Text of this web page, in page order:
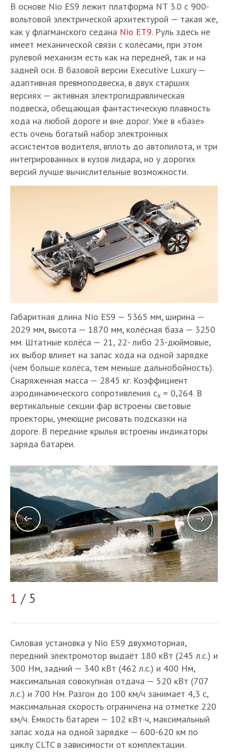
В основе Nio ES9 лежит платформа NT 3.0 с 900-
вольтовой электрической архитектурой — такая же,
как у флагманского седана Nio ET9. Руль здесь не
имеет механической связи с колёсами, при этом
рулевой механизм есть как на передней, так и на
задней оси. В базовой версии Executive Luxury —
адаптивная превмоподвеска, в двух старших
версиях — активная электрогидравлическая
подвеска, обещающая фантастическую плавность
хода на любой дороге и вне дорог. Уже в «базе»
есть очень богатый набор электронных
ассистентов водителя, вплоть до автопилота, и три
интегрированных в кузов лидара, но у дорогих
версий лучше вычислительные возможности.
Габаритная длина Nio ES9 — 5365 мм, ширина —
2029 мм, высота — 1870 мм, колёсная база — 3250
мм. Штатные колёса — 21, 22- либо 23-дюймовые,
их выбор влияет на запас хода на одной зарядке
(чем больше колёса, тем меньше дальнобойность).
Снаряженная масса — 2845 кг. Коэффициент
аэродинамического сопротивления сх = 0,264. В
вертикальные секции фар встроены световые
проекторы, умеющие рисовать подсказки на
дороге. В передние крылья встроены индикаторы
заряда батареи.
1 / 5
Силовая установка у Nio ES9 двухмоторная,
передний электромотор выдаёт 180 кВт (245 л.с.) и
300 Нм, задний — 340 кВт (462 л.с.) и 400 Нм,
максимальная совокупная отдача — 520 кВт (707
л.с.) и 700 Нм. Разгон до 100 км/ч занимает 4,3 с,
максимальная скорость ограничена на отметке 220
км/ч. Ёмкость батареи — 102 кВт·ч, максимальный
запас хода на одной зарядке — 600-620 км по
циклу CLTC в зависимости от комплектации.